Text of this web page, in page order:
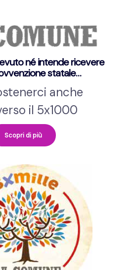
né intende ricevere
statale…
anche
il 5x1000
Scopri di più